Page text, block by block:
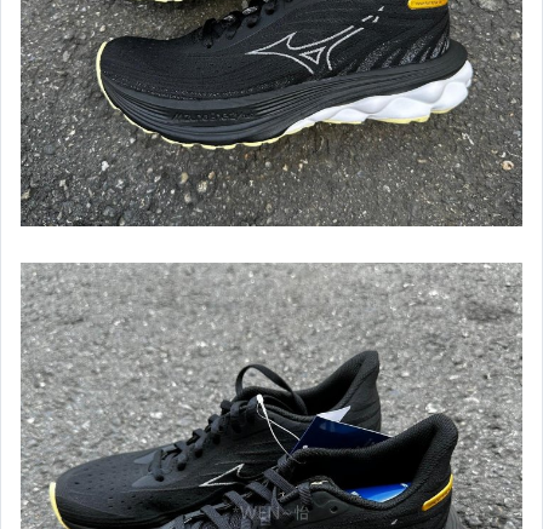
【泳具】男款及膝泳褲
【泳具】女款泳衣
【泳具】泳鏡,泳帽,其它
【拖鞋】夏天必備
【中華隊限量商品】
【日本進口區】Mizuno
【運動緊身衣】男用
【運動緊身褲】男用
【運動緊身系列】女用
【Under Armour】配件專區
【Under Armour】棒壘用品